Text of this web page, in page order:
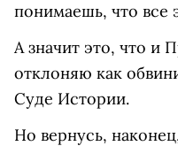
понимаешь, что все
А значит это, что и
отклоняю как
Суде Истории.
Но вернусь,